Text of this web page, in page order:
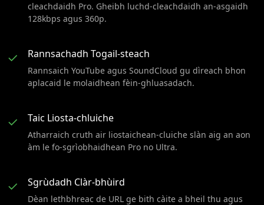
cleachdaidh Pro. Gheibh luchd-cleachdaidh an-asgaidh
128kbps agus 360p.
✓ Rannsachadh Togail-steach
Rannsaich YouTube agus SoundCloud gu dìreach bhon
aplacaid le molaidhean fèin-ghluasadach.
✓ Taic Liosta-chluiche
Atharraich cruth air liostaichean-cluiche slàn aig an aon
àm le fo-sgrìobhaidhean Pro no Ultra.
✓ Sgrùdadh Clàr-bhùird
Dèan lethbhreac de URL ge bith càite a bheil thu agus